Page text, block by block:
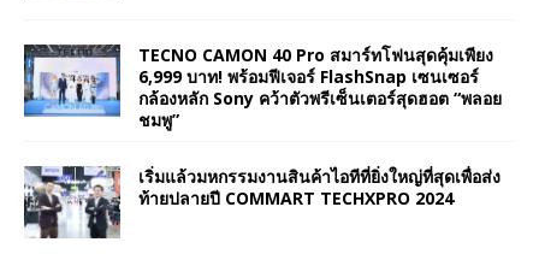
TECNO CAMON 40 Pro สมาร์ทโฟนสุดคุ้มเพียง
6,999 บาท! พร้อมฟีเจอร์ FlashSnap เซนเซอร์
กล้องหลัก Sony คว้าตัวพรีเซ็นเตอร์สุดฮอต “พลอย
ชมพู”
เริ่มแล้วมหกรรมงานสินค้าไอทีที่ยิ่งใหญ่ที่สุดเพื่อส่ง
ท้ายปลายปี COMMART TECHXPRO 2024